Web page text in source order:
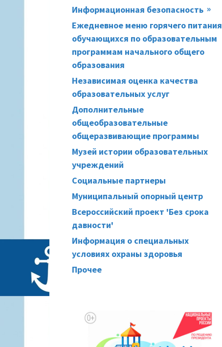
Информационная безопасность
Ежедневное меню горячего питания
обучающихся по образовательным
программам начального общего
образования
Независимая оценка качества
образовательных услуг
Дополнительные
общеобразовательные
общеразвивающие программы
Музей истории образовательных
учреждений
Социальные партнеры
Муниципальный опорный центр
Всероссийский проект 'Без срока
давности'
Информация о специальных
условиях охраны здоровья
Прочее